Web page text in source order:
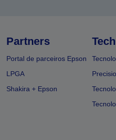
Partners
Portal de parceiros Epson
LPGA
Shakira + Epson